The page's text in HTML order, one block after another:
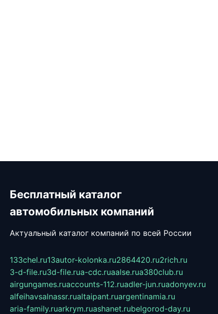
Бесплатный каталог
автомобильных компаний
Актуальный каталог компаний по всей России
133chel.ru13autor-kolonka.ru2864420.ru2rich.ru
3-d-file.ru3d-file.rua-cdc.ruaalse.rua380club.ru
airgungames.ruaccounts-112.ruadler-jun.ruadonyev.ru
alfeihavsalnassr.rualtaipant.ruargentinamia.ru
aria-family.ruarkrym.ruashanet.rubelgorod-day.ru